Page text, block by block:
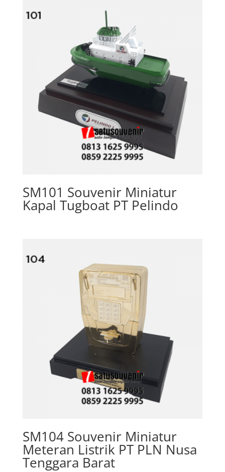
SM101 Souvenir Miniatur
Kapal Tugboat PT Pelindo
SM104 Souvenir Miniatur
Meteran Listrik PT PLN Nusa
Tenggara Barat